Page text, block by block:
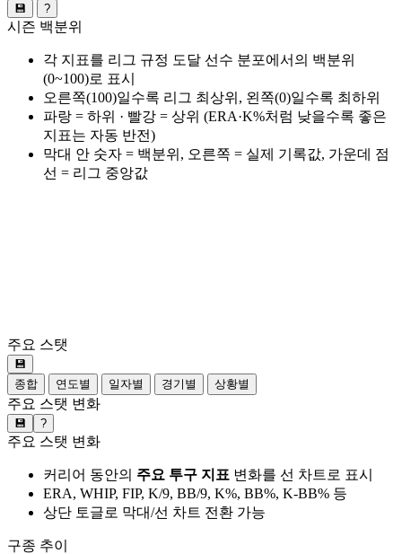
💾 ?
시즌 백분위
각 지표를 리그 규정 도달 선수 분포에서의 백분위
(0~100)로 표시
오른쪽(100)일수록 리그 최상위, 왼쪽(0)일수록 최하위
파랑 = 하위 · 빨강 = 상위 (ERA·K%처럼 낮을수록 좋은
지표는 자동 반전)
막대 안 숫자 = 백분위, 오른쪽 = 실제 기록값, 가운데 점
선 = 리그 중앙값
주요 스탯
💾
종합
연도별 일자별 경기별 상황별
주요 스탯 변화
💾 ?
주요 스탯 변화
커리어 동안의 주요 투구 지표 변화를 선 차트로 표시
ERA, WHIP, FIP, K/9, BB/9, K%, BB%, K-BB% 등
상단 토글로 막대/선 차트 전환 가능
구종 추이